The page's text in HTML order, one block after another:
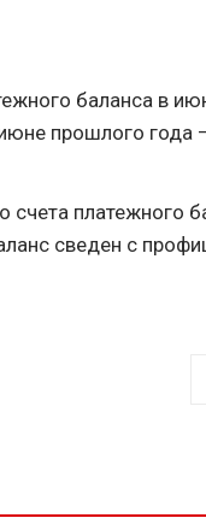
баланса в
прошлого года
счета платежного
сведен с